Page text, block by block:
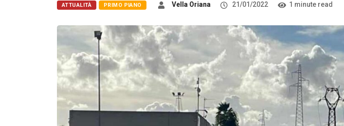
ATTUALITÀ PRIMO PIANO Vella Oriana 21/01/2022 1 minute read